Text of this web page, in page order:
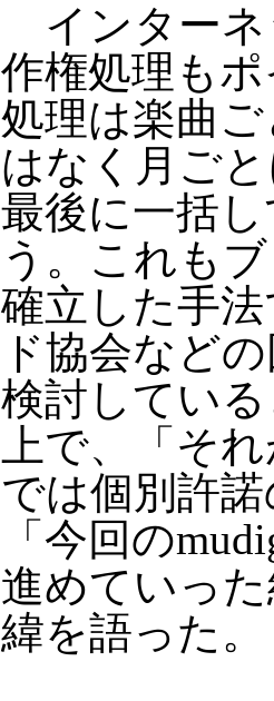
インターネ
作権処理も
処理は楽曲
はなく月ご
最後に一括
う。これも
確立した手
ド協会など
検討してい
上で、「そ
では個別許
「今回の
進めていっ
緯を語った。